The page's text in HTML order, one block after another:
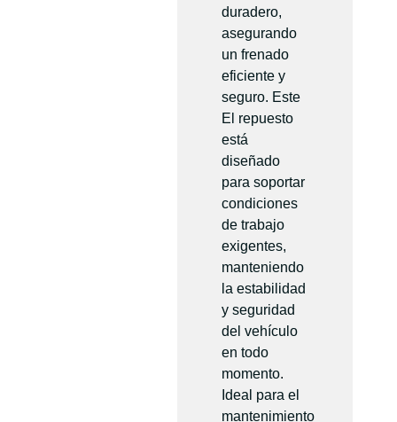
duradero,
asegurando
un frenado
eficiente y
seguro. Este
El repuesto
está
diseñado
para soportar
condiciones
de trabajo
exigentes,
manteniendo
la estabilidad
y seguridad
del vehículo
en todo
momento.
Ideal para el
mantenimiento